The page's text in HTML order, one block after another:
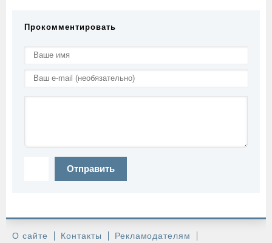
Прокомментировать
Отправить
О сайте Контакты Рекламодателям